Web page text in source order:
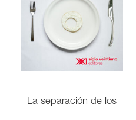
La separación de los